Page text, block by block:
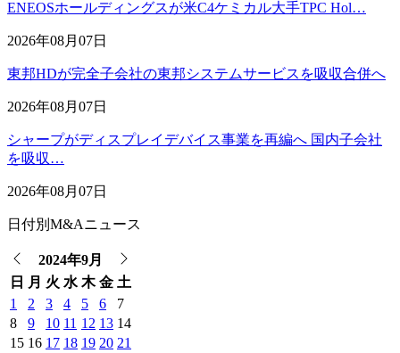
ENEOSホールディングスが米C4ケミカル大手TPC Hol…
2026年08月07日
東邦HDが完全子会社の東邦システムサービスを吸収合併へ
2026年08月07日
シャープがディスプレイデバイス事業を再編へ 国内子会社
を吸収…
2026年08月07日
日付別M&Aニュース
2024年9月
日
月 火 水 木 金 土
1
2 3 4 5 6
7
8
9 10 11 12 13 14
15 16 17 18 19 20 21